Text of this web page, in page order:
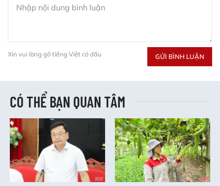
Xin vui lòng gõ tiếng Việt có dấu GỬI BÌNH LUẬN
CÓ THỂ BẠN QUAN TÂM